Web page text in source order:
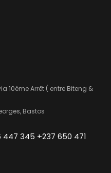
10ème Arrêt ( entre Biteng &
Bastos
447 345 +237 650 471